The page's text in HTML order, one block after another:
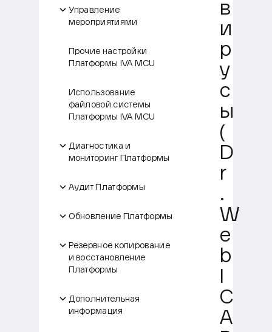
Управление
мероприятиями
Прочие настройки
Платформы IVA MCU
Использование
файловой системы
Платформы IVA MCU
Диагностика и
мониторинг Платформы
Аудит Платформы
Обновление Платформы
Резервное копирование
и восстановление
Платформы
Дополнительная
информация
в
и
р
у
с
ы
(
D
r
.
W
e
b
C
A